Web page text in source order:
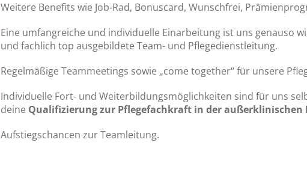
Weitere Benefits wie Job-Rad, Bonuscard, Wunschfrei,
Eine umfangreiche und individuelle Einarbeitung ist uns genauso
und fachlich top ausgebildete Team- und Pflegedienstleitung.
Regelmäßige Teammeetings sowie „come together“ für unsere
Individuelle Fort- und Weiterbildungsmöglichkeiten sind für uns
deine Qualifizierung zur Pflegefachkraft in der außerklinischen
Aufstiegschancen zur Teamleitung.